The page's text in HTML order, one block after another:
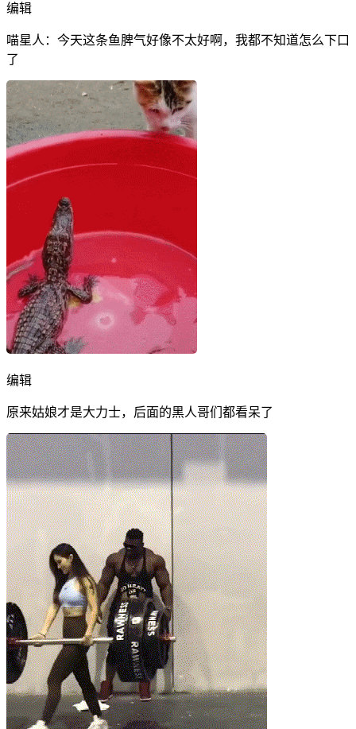
编辑
喵星人：今天这条鱼脾气好像不太好啊，我都不知道怎么下口
了
编辑
原来姑娘才是大力士，后面的黑人哥们都看呆了